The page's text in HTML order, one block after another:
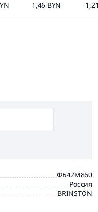
1,46 BYN
ФБ42М860
Россия
BRINSTON